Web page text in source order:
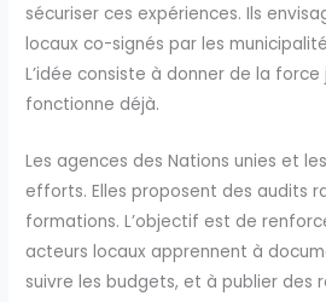
sécuriser ces expériences. Ils
locaux co-signés par les
L’idée consiste à donner de la
fonctionne déjà.
Les agences des Nations unies et
efforts. Elles proposent des audits
formations. L’objectif est de
acteurs locaux apprennent à
suivre les budgets, et à publier des